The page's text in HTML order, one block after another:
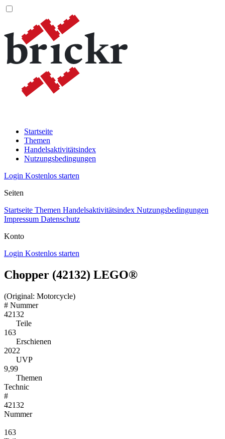
Startseite
Themen
Handelsaktivitätsindex
Nutzungsbedingungen
Login Kostenlos starten
Seiten
Startseite Themen Handelsaktivitätsindex Nutzungsbedingungen
Impressum Datenschutz
Konto
Login Kostenlos starten
Chopper (42132) LEGO®
(Original: Motorcycle)
# Nummer
42132
Teile
163
Erschienen
2022
UVP
9,99
Themen
Technic
#
42132
Nummer
163